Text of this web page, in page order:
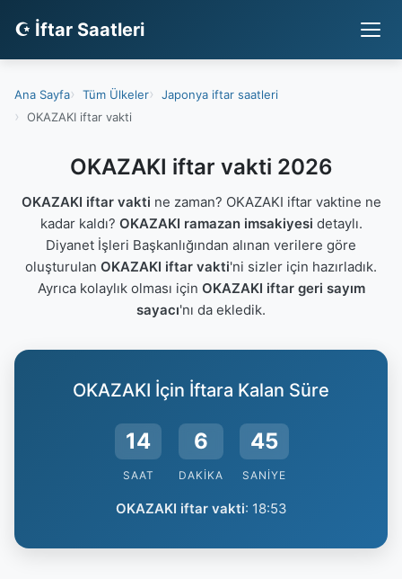
☪ İftar Saatleri
Ana Sayfa Tüm Ülkeler
Japonya iftar saatleri
OKAZAKI iftar vakti
OKAZAKI iftar vakti 2026
OKAZAKI iftar vakti ne zaman? OKAZAKI iftar vaktine ne
kadar kaldı? OKAZAKI ramazan imsakiyesi detaylı.
Diyanet İşleri Başkanlığından alınan verilere göre
oluşturulan OKAZAKI iftar vakti'ni sizler için hazırladık.
Ayrıca kolaylık olması için OKAZAKI iftar geri sayım
sayacı'nı da ekledik.
OKAZAKI İçin İftara Kalan Süre
14
SAAT
6
DAKIKA
45
SANIYE
OKAZAKI iftar vakti: 18:53